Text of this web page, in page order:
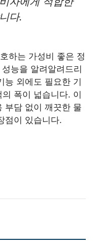
다.
하는 가성비 좋은 정
능을 알려알려드리
능 외에도 필요한 기
폭이 넓습니다. 이
부담 없이 깨끗한 물
점이 있습니다.